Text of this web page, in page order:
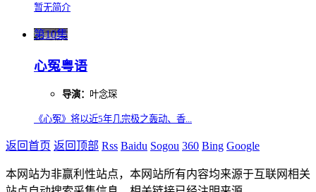
暂无简介
第10集
心冤粤语
导演： 叶念琛
《心冤》将以近5年几宗极之轰动、香...
返回首页 返回顶部 Rss Baidu Sogou 360 Bing Google
本网站为非赢利性站点，本网站所有内容均来源于互联网相关